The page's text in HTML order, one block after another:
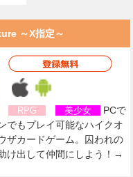
～X指定～
RPG 美少女
PCで
でもプレイ可能なハイクオ
ザカードゲーム。囚われの
け出して仲間にしよう！→